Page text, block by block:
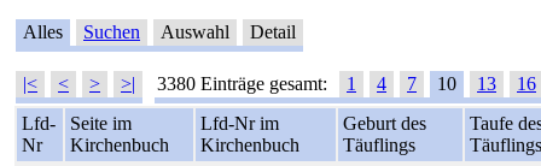
Alles Suchen Auswahl Detail
|< < > >| 3380 Einträge gesamt: 1 4 7 10 13
16
Lfd-
Nr
Seite im
Kirchenbuch
Lfd-Nr im
Kirchenbuch
Geburt des
Täuflings
Taufe
Täuflings